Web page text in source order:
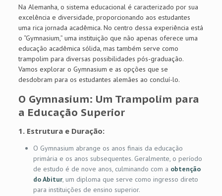
Na Alemanha, o sistema educacional é caracterizado por sua
excelência e diversidade, proporcionando aos estudantes
uma rica jornada acadêmica. No centro dessa experiência está
o “Gymnasium,” uma instituição que não apenas oferece uma
educação acadêmica sólida, mas também serve como
trampolim para diversas possibilidades pós-graduação.
Vamos explorar o Gymnasium e as opções que se
desdobram para os estudantes alemães ao concluí-lo.
O Gymnasium: Um Trampolim para
a Educação Superior
1. Estrutura e Duração:
O Gymnasium abrange os anos finais da educação
primária e os anos subsequentes. Geralmente, o período
de estudo é de nove anos, culminando com a obtenção
do Abitur, um diploma que serve como ingresso direto
para instituições de ensino superior.